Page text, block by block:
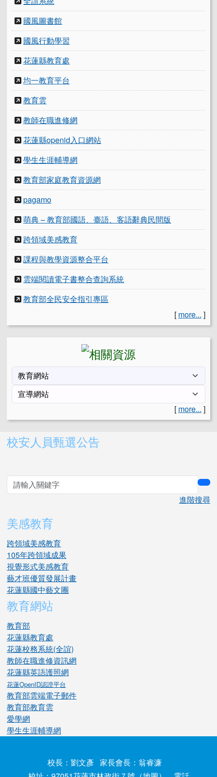
國風圖書館
國風行動學習
花蓮縣教育處
均一教育平台
教育雲
教師在職進修網
花蓮縣openid入口網站
學生生涯輔導網
教育部家庭教育資源網
pagamo
萌典 – 教育部國語、臺語、客語辭典民間版
跨領域美感教育
課程與教學資源整合平台
雲端閱讀電子書整合查詢系統
教育部全民安全指引專區
[ more... ]
[ more... ]
右邊區域內容
校安人員甄選公告
進階搜尋
美感教育
跨領域美感教育
105年跨領域成果
視覺形式美感教育
藝才班優質發展計畫
花蓮縣國中藝文團
教育網站
教育部
花蓮縣教育處
花蓮校務系統(全誼)
教師在職進修資訊網
花蓮縣英語護照網
花蓮OpenID認證平台
教育部雲端電子郵件
教育部教育雲
愛學網
學生生涯輔導網
校長：劉文彥 家長會長：翁睿濂